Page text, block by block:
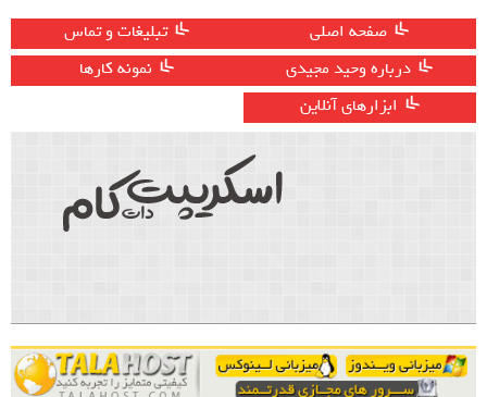
صفحه اصلی
تبلیغات و تماس
درباره وحید مجیدی
نمونه کارها
ابزارهای آنلاین